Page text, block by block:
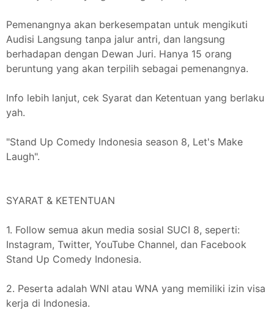
Pemenangnya akan berkesempatan untuk mengikuti
Audisi Langsung tanpa jalur antri, dan langsung
berhadapan dengan Dewan Juri. Hanya 15 orang
beruntung yang akan terpilih sebagai pemenangnya.
Info lebih lanjut, cek Syarat dan Ketentuan yang berlaku
yah.
"Stand Up Comedy Indonesia season 8, Let's Make
Laugh".
SYARAT & KETENTUAN
1. Follow semua akun media sosial SUCI 8, seperti:
Instagram, Twitter, YouTube Channel, dan Facebook
Stand Up Comedy Indonesia.
2. Peserta adalah WNI atau WNA yang memiliki izin visa
kerja di Indonesia.